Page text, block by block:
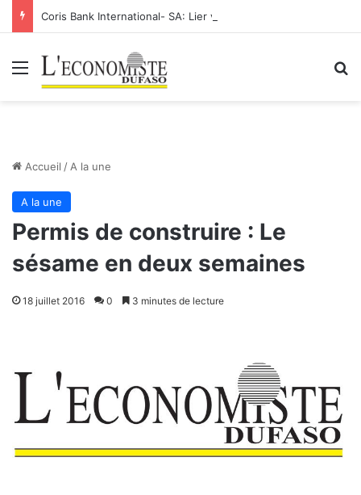
Menu
Accueil / A la une
A la une
Permis de construire : Le
sésame en deux semaines
18 juillet 2016 0 3 minutes de lecture